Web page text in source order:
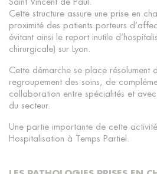
Saint Vincent de Paul.
Cette structure assure une prise en
proximité des patients porteurs
évitant ainsi le report inutile
chirurgicale) sur Lyon.
Cette démarche se place résolument
regroupement des soins, de
collaboration entre spécialités et avec
du secteur.
Une partie importante de cette
Hospitalisation à Temps Partiel.